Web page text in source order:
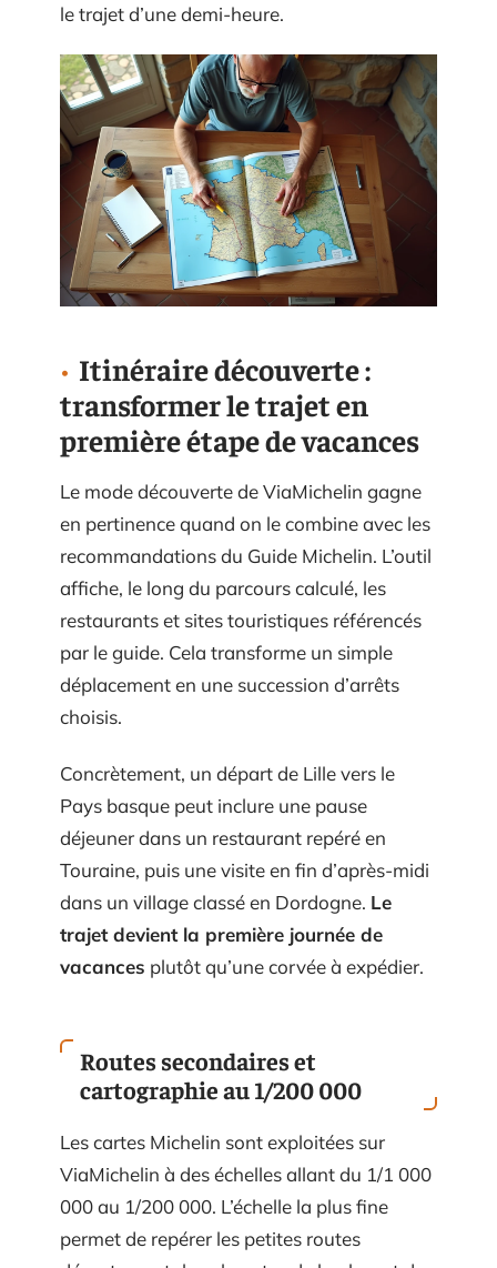
le trajet d’une demi-heure.
Itinéraire découverte :
transformer le trajet en
première étape de vacances
Le mode découverte de ViaMichelin gagne
en pertinence quand on le combine avec les
recommandations du Guide Michelin. L’outil
affiche, le long du parcours calculé, les
restaurants et sites touristiques référencés
par le guide. Cela transforme un simple
déplacement en une succession d’arrêts
choisis.
Concrètement, un départ de Lille vers le
Pays basque peut inclure une pause
déjeuner dans un restaurant repéré en
Touraine, puis une visite en fin d’après-midi
dans un village classé en Dordogne. Le
trajet devient la première journée de
vacances plutôt qu’une corvée à expédier.
Routes secondaires et
cartographie au 1/200 000
Les cartes Michelin sont exploitées sur
ViaMichelin à des échelles allant du 1/1 000
000 au 1/200 000. L’échelle la plus fine
permet de repérer les petites routes